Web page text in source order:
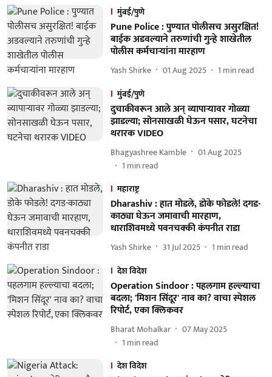
मुंबई/पुणे
Pune Police : पुण्यात पोलीसच असुरक्षित!
बाईक अडवल्याने तरुणांची गुन्हे शाखेतील
पोलीस कर्मचाऱ्यांना मारहाण
Yash Shirke 01 Aug 2025 1 min read
मुंबई/पुणे
दुचाकीवरून आले अन् व्यापाऱ्यावर गोळ्या
झाडल्या; सोनसाखळी घेऊन पसार, घटनेचा
थरारक VIDEO
Bhagyashree Kamble
01 Aug 2025
1 min read
महाराष्ट्र
Dharashiv : हात मोडले, डोके फोडले! दगड-
काठ्या घेऊन जमावाची मारहाण,
धाराशिवमध्ये पवनचक्की कंपनीत राडा
Yash Shirke 31 Jul 2025 1 min read
देश विदेश
Operation Sindoor : पहलगाम हल्ल्याचा
बदला; 'मिशन सिंदूर' नाव का? वाचा स्पेशल
रिपोर्ट, एका क्लिकवर
Bharat Mohalkar
07 May 2025
1 min read
देश विदेश